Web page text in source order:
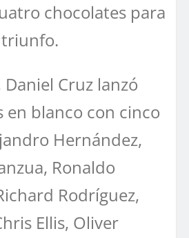
chocolates para
Daniel Cruz lanzó
en blanco con cinco
Hernández,
Ronaldo
Rodríguez,
Ellis, Oliver